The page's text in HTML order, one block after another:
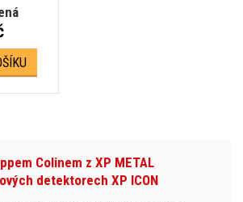
Colinem z XP METAL
detektorech XP ICON